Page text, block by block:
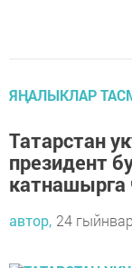
ЯҢАЛЫКЛАР
Татарстан
президент
катнашырга
автор, 24